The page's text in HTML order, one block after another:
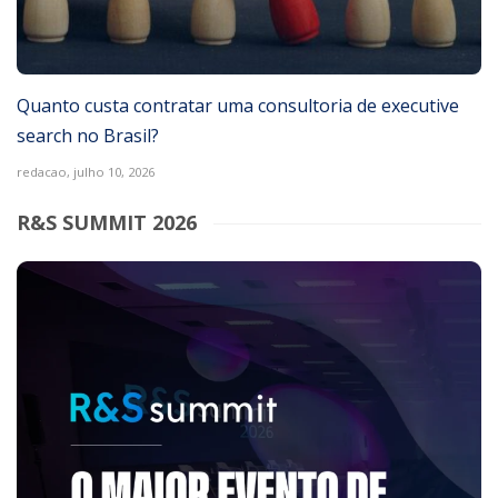
Quanto custa contratar uma consultoria de executive
search no Brasil?
redacao, julho 10, 2026
R&S SUMMIT 2026